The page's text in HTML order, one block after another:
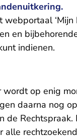
en
indienen.
op enig
daarna nog
de Rechtspraak.